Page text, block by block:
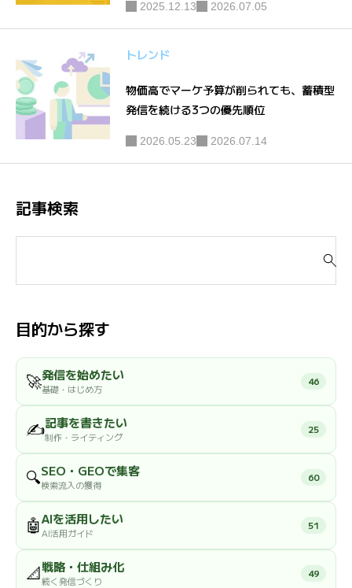
2025.12.13 2026.07.05
トレンド
物価高でマーケ予算が削られても、蓄積型
発信を続ける3つの優先順位
2026.05.23 2026.07.14
記事検索
対
:目的から探す
🚀発信を始めたい
基礎・はじめ方
46
✍️記事を書きたい
制作・ライティング
25
🔍SEO・GEOで集客
検索流入の獲得
60
🤖AIを活用したい
AI活用ガイド
51
📐戦略・仕組み化
続く発信づくり
49